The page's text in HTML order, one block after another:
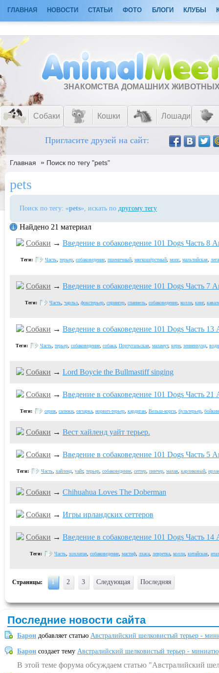
ГЛАВНАЯ НОВОСТИ СТАТЬИ ФОТО БЛОГИ КЛУБЫ
ЗНАКОМСТВА ДОМАШНИХ
Собаки Кошки Лошади
Пригласите друзей на сайт:
Главная » Поиск по тегу "pets"
pets
Поиск по тегу: «pets», искать по другому тегу
Найдено 21 материал
Собаки → Введение в собаковедение 101 Dogs Часть 8
Теги: Часть терьер собаковедение пшеничный мягкошёрстный мопс мальтийская
Собаки → Введение в собаковедение 101 Dogs Часть 7
Теги: Часть чарльз фокстерьер спрингер спаниель собаковедение колли кинг,
Собаки → Введение в собаковедение 101 Dogs Часть 13
Теги: Часть терьер собаковедение собака Португальская маламут, керн зенненхунд
Собаки → Lord Boycie the Bullmastiff singing
Собаки → Введение в собаковедение 101 Dogs Часть 21
Теги: серия салюки овчарка норвич-терьер кардиган Вельш-корги бультерьер
Собаки → Вест хайленд уайт терьер.
Собаки → Введение в собаковедение 101 Dogs Часть 5
Теги: Часть хайленд уайт, терьер собаковедение сеттер пинчер малая карликовый
Собаки → Chihuahua Loves The Doberman
Собаки → Игры ирландских сеттеров
Собаки → Введение в собаковедение 101 Dogs Часть 14
Теги: Часть хохлатая собаковедение мастиф лхаса левретка колли китайская
Страницы: 1 2 3 Следующая Последняя
Последние новости сайта
Барон добавляет статью Австралийский шелковистый терьер -
Барон создает тему Австралийский шелковистый терьер -
В этой теме форума обсуждаем статью "Австралийский